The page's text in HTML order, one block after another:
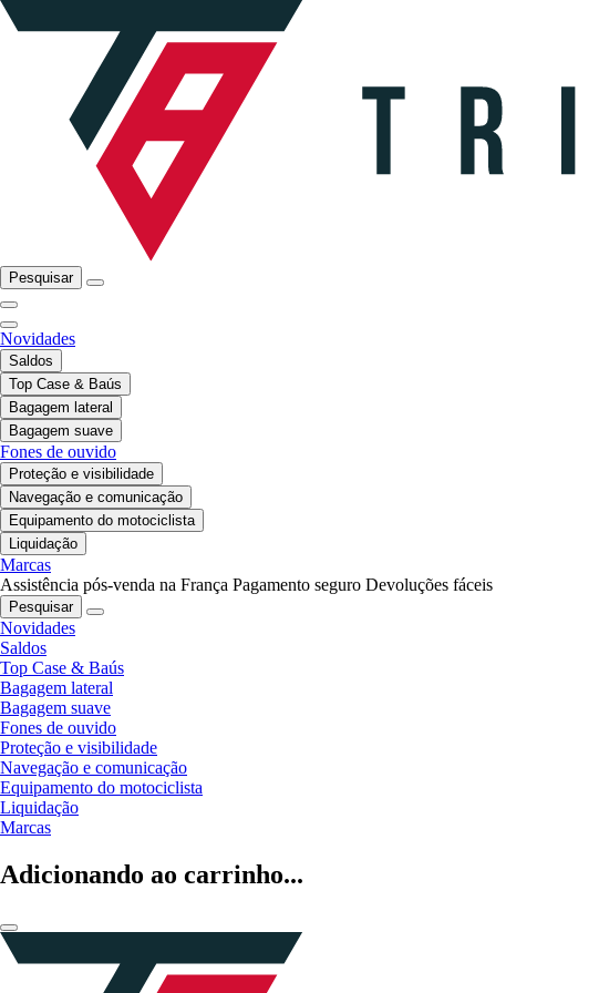
Pesquisar
Novidades
Saldos
Top Case & Baús
Bagagem lateral
Bagagem suave
Fones de ouvido
Proteção e visibilidade
Navegação e comunicação
Equipamento do motociclista
Liquidação
Marcas
Assistência pós-venda na França Pagamento seguro Devoluções fáceis
Pesquisar
Novidades
Saldos
Top Case & Baús
Bagagem lateral
Bagagem suave
Fones de ouvido
Proteção e visibilidade
Navegação e comunicação
Equipamento do motociclista
Liquidação
Marcas
Adicionando ao carrinho...